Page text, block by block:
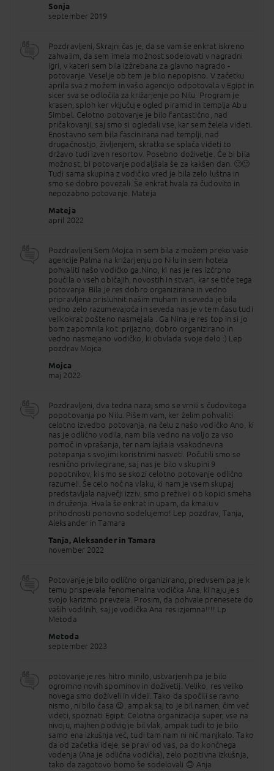
stopničastih piramid, kjer se nahaja skupno kar 16
Zaščitnik mesta je bil bog Ptah - zaščitnik obrtnikov,
katerega tempelj je bil največja in najpomembnejša
zgradba v Memfisu. Nadaljujemo do Velikega
egipčanskega muzeja v Kairu – nekateri so ga
poimenovali čudo novega sveta, ki se razprostira na
kar 470.000 m2 in hrani 50.000 eksponatov in
preseneča z velikostjo, zgodovinsko pestrostjo in
bogatimi najdbami. Nahaja se v bližini piramid in že
ob vstopu vas bo pričakal 3.200 let star in 11
metrov visok kip Ramzesa II. V muzeju je 12 galerij, ki
vsebujejo eksponate od prazgodovine do rimske
dobe. Sprehod po muzeju je informativen. Zakladi
iz groba mladega faraona Tutankamona, ki
vsebujejo kar 5.000 eksponatov so najbolj želena
atrakcija. Zvečer se vkrcamo na vlak (lokalni vlak),
nastanitev v dvoposteljnih kabinah in nočno
potovanje v Asuan.
5. DAN ASUAN (NUBIJSKA VASICA)
zajtrk, kosilo, večerja, nočitev
Dopoldan prihod v Asuan, mesto znano po prijaznih
Nubijcih, tradicionalnih plovilih felukah in po
visokem jezu. Po prihodu si ogledamo Nedokončani
obelisk in Asuanski visoki jez, od koder je pogled na
največje zajezitveno jezero na svetu - Naserjevo
jezero. Popoldan predlagamo izlet v Nubijsko
vasico (doplačilo), kjer spoznate življenje
prebivalcev Zgornjega Egipta in njihove slikovite
hiše ali počitek na ladji.
ASUAN (ABU SIMBEL) - KOM OMBO - EDFU
zajtrk, kosilo, večerja, nočitev
izleta do svetišča Abu Simbel, kar je za mnoge
vrhunec potovanja. Enega najlepših svetišč v Egiptu
z dvojnim templjem je dal v 13. st.pr.n.št. zgraditi
faraon Ramzesa II., ljubljen od boga Amona.
Tempelj je posvetil sebi, svoji lepi ženi, bogovom in
veliki zmagi pri Kadeshu v današnji Siriji, kjer je
premagal Hetite. V 60. letih 20. st. so sprožili
iniciativo za ohranjanje teh Nubijskih spomenikov,
saj so narasle vode Nila po gradnji Asuanskega jezu
resno ogrozile templje. Tako so svetišče razstavili in
ga ponovno postavili 65 m višje, varno nad sedanjo
gladino Naserjevega jezera. Fascinanten je pogled
na pročelje, kjer so v fasadi štirje 20 m visoki kipi
Ombu, kjer je na griču zgrajenih več ptolomejskih
templjev, posvečenih različnim božanstvom. Tu
napadli krokodili. Nadaljevanje plovbe do Edfa.
EDFU - ESNA - LUXOR
zajtrk, kosilo, večerja, nočitev
V Edfuju si ogledamo najbolje ohranjeni tempelj
boga Horusa, zgrajen v 2. in 1. st. pr. n. št., ko je
vladala zadnja egiptovska faraonka Kleopatra.
Horus je eno najstarejših božanstev. Upodabljali so
časa njihovega življenja in vladanja, saj je bil sin
boga smrti in posmrtnega življenja Ozirisa. Povratek
na ladjo in nadaljevanje križarjenja po Nilu, ki je s
počasno plovbo za mnoge najlepši del potovanja.
Vmes prečkamo zapornico na Nilu - Esno, kjer
moramo včasih nekoliko počakati na dvig, in zvečer
prispemo v Luxor. Ogled templja v Luxorju, ki v
večernih urah osvetljen deluje še bolj skrivnostno in
mogočno. Prav tu naj bi bilo veličastno prizorišče
festivala Opet, kamor naj bi kipe Amona, boga
Sonja
september 2019
Pozdravljeni, Skrajni čas je, da se vam še enkrat iskreno
zahvalim, da sem imela možnost sodelovati v nagradni
igri, v kateri sem bila izžrebana za glavno nagrado -
potovanje. Veselje ob tem je bilo nepopisno. V začetku
aprila sva z možem in vašo agencijo odpotovala v Egipt in
sicer sva se odločila za križarjenje po Nilu. Program je
krasen, sploh ker vključuje ogled piramid in templja Abu
Simbel. Celotno potovanje je bilo fantastično, nad
pričakovanji, saj smo si ogledali vse, kar sem želela videti.
Enostavno sem bila fascinirana nad templji, nad
drugačnostjo, življenjem, skratka se splača videti to
državo tudi izven resortov. Posebno doživetje. Če bi bila
možnost, bi potovanje podaljšala še za kakšen dan. 🙂🙂
Tudi sama skupina z vodičko vred je bila zelo luštna in
smo se dobro povezali. Še enkrat hvala za čudovito in
nepozabno potovanje. Mateja
Mateja
april 2022
Pozdravljeni Sem Mojca in sem bila z možem preko vaše
agencije Palma na križarjenju po Nilu in sem hotela
pohvaliti našo vodičko ga.Nino, ki nas je res izčrpno
poučila o vseh običajih, novostih in stvari, kar se tiče tega
potovanja. Bila je res dobro organizirana in vedno
pripravljena prisluhnit našim muham in seveda je bila
vedno zelo razumevajoča in seveda nas je v tem času tudi
velikokrat pošteno nasmejala . Ga Nina je res top in si jo
bom zapomnila kot :prijazno, dobro organizirano in
vedno nasmejano vodičko, ki obvlada svoje delo :) Lep
pozdrav Mojca
Mojca
maj 2022
Pozdravljeni, dva tedna nazaj smo se vrnili s čudovitega
popotovanja po Nilu. Pišem vam, ker želim pohvaliti
celotno izvedbo potovanja, na čelu z našo vodičko Ano, ki
nas je odlično vodila, nam bila vedno na voljo za vso
pomoč in vprašanja, ter nam lajšala vsakodnevna
potepanja s svojimi koristnimi nasveti. Počutili smo se
resnično privilegirane, saj nas je bilo v skupini 9
popotnikov, ki smo se skozi celotno potovanje odlično
razumeli. Še celo noč na vlaku, ki nam je vsem skupaj
predstavljala največji izziv, smo preživeli ob kopici smeha
in druženja. Hvala še enkrat in upam, da kmalu v
prihodnosti ponovno sodelujemo! Lep pozdrav, Tanja,
Aleksander in Tamara
Tanja, Aleksander in Tamara
november 2022
Potovanje je bilo odlično organizirano, predvsem pa je k
temu prispevala fenomenalna vodička Ana, ki naju je s
svojo karizmo prevzela. Prosim, da pohvale prenesete do
vaših vodilnih, saj je vodička Ana res izjemna!!!! Lp
Metoda
Metoda
september 2023
potovanje je res hitro minilo, ustvarjenih pa je bilo
ogromno novih spominov in doživetij. Veliko, res veliko
novega smo doživeli in videli. Tako da spočili se ravno
nismo, ni bilo časa 😉, ampak saj to je bil namen, čim več
videti, spoznati Egipt. Celotna organizacija super, vse na
nivoju, majhen podvig je bil vlak, ampak tudi to je bilo
samo ena izkušnja več, tudi tam nam ni nič manjkalo. Tako
da od začetka ideje, se pravi od vas, pa do končnega
vodenja (Ana je odlična vodička), zelo pozitivna izkušnja,
tako da zagotovo bomo še sodelovali 🙃 Anja